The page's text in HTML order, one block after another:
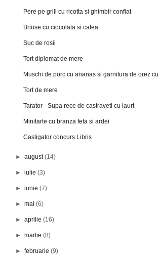
Pere pe grill cu ricotta si ghimbir confiat
Briose cu ciocolata si cafea
Suc de rosii
Tort diplomat de mere
Muschi de porc cu ananas si garnitura de orez
Tort de mere
Tarator - Supa rece de castraveti cu iaurt
Minitarte cu branza feta si ardei
Castigator concurs Libris
►august(14)
►iulie(3)
►iunie(7)
►mai(6)
►aprilie(16)
►martie(8)
►februarie(9)